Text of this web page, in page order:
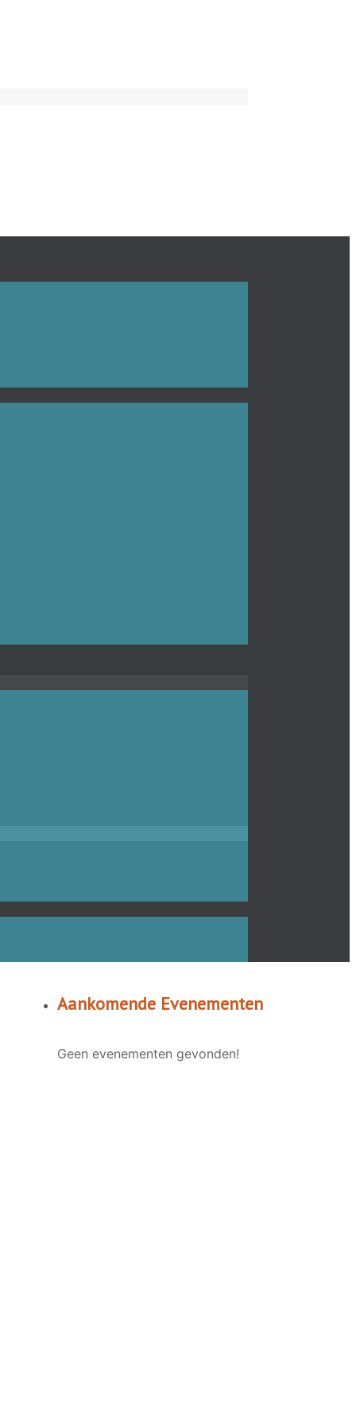
Aankomende Evenementen
Geen evenementen gevonden!